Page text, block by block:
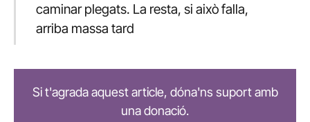
caminar plegats. La resta, si això falla,
arriba massa tard
Si t'agrada aquest article, dóna'ns suport amb
una donació.